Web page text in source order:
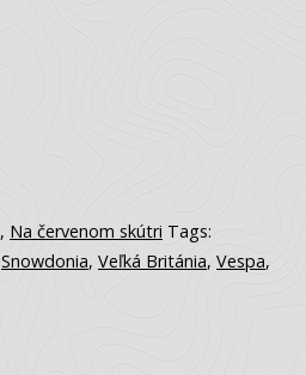
, Na červenom skútri Tags:
Snowdonia, Veľká Británia, Vespa,